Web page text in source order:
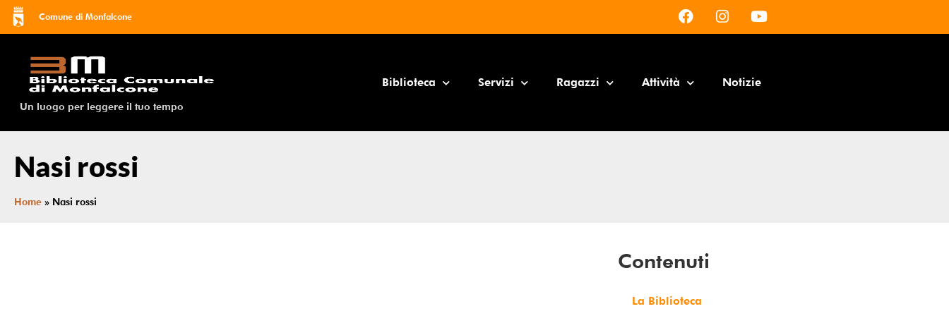
Comune di Monfalcone
Un luogo per leggere il tuo tempo
Biblioteca Servizi Ragazzi Attività Notizie
Nasi rossi
Home » Nasi rossi
Contenuti
La Biblioteca